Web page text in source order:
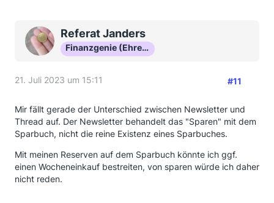
Referat Janders
Finanzgenie (Ehrenmitglied)
21. Juli 2023 um 15:11 #11
Mir fällt gerade der Unterschied zwischen Newsletter und
Thread auf. Der Newsletter behandelt das "Sparen" mit dem
Sparbuch, nicht die reine Existenz eines Sparbuches.
Mit meinen Reserven auf dem Sparbuch könnte ich ggf.
einen Wocheneinkauf bestreiten, von sparen würde ich daher
nicht reden.